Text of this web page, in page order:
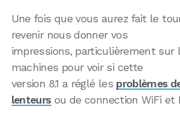
Une fois que vous aurez fait le
revenir nous donner vos
impressions, particulièrement sur
machines pour voir si cette
version 8.1 a réglé les problèmes
lenteursou de connection WiFi et